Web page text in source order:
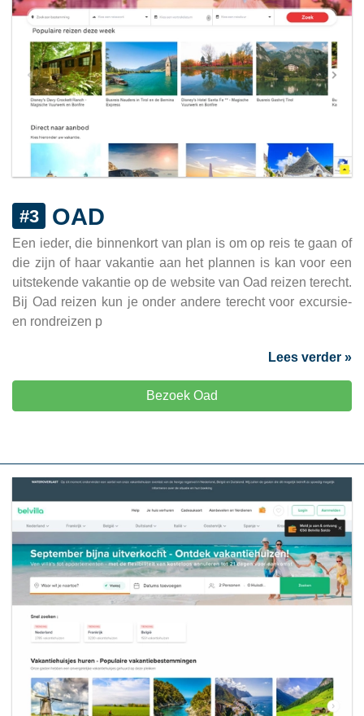
#3 OAD
Een ieder, die binnenkort van plan is om op reis te gaan of
die zijn of haar vakantie aan het plannen is kan voor een
uitstekende vakantie op de website van Oad reizen terecht.
Bij Oad reizen kun je onder andere terecht voor excursie-
en rondreizen p
Lees verder »
Bezoek Oad